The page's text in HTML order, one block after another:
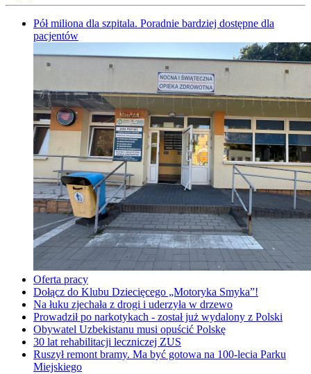
Pół miliona dla szpitala. Poradnie bardziej dostępne dla
pacjentów
Oferta pracy
Dołącz do Klubu Dziecięcego „Motoryka Smyka”!
Na łuku zjechała z drogi i uderzyła w drzewo
Prowadził po narkotykach - został już wydalony z Polski
Obywatel Uzbekistanu musi opuścić Polskę
30 lat rehabilitacji leczniczej ZUS
Ruszył remont bramy. Ma być gotowa na 100-lecia Parku
Miejskiego